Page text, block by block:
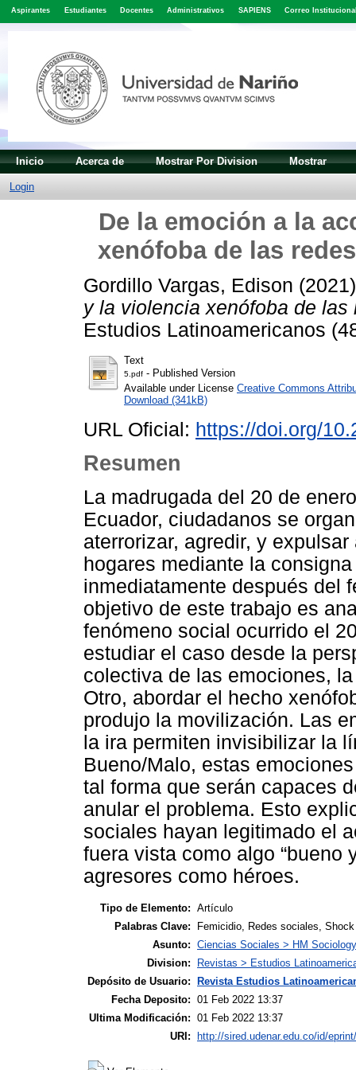
Aspirantes Estudiantes Docentes Administrativos SAPIENS Correo
Inicio Acerca de Mostrar Por Division Mostrar
Login
De la emoción a la
xenófoba de las
Gordillo Vargas, Edison
y la violencia xenófoba de
Estudios Latinoamericanos
Text
5.pdf - Published Version
Available under License Creative Commons
Download (341kB)
URL Oficial: https://doi.org/
Resumen
La madrugada del 20 de
Ecuador, ciudadanos se
aterrorizar, agredir, y
hogares mediante la
inmediatamente después del
objetivo de este trabajo es
fenómeno social ocurrido el
estudiar el caso desde la
colectiva de las emociones,
Otro, abordar el hecho
produjo la movilización. Las
la ira permiten invisibilizar la
Bueno/Malo, estas
tal forma que serán capaces
anular el problema. Esto
sociales hayan legitimado el
fuera vista como algo “bueno
agresores como héroes.
Tipo de Elemento: Artículo
Palabras Clave:
Femicidio, Redes sociales,
Asunto: Ciencias Sociales > HM Sociology
Division:
Revistas > Estudios
Depósito de Usuario: Revista Estudios
Fecha Deposito: 01 Feb 2022 13:37
Ultima Modificación: 01 Feb 2022 13:37
URI: http://sired.udenar.edu.co/id/